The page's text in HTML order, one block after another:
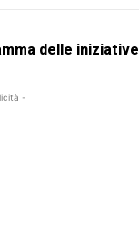
delle iniziative
-